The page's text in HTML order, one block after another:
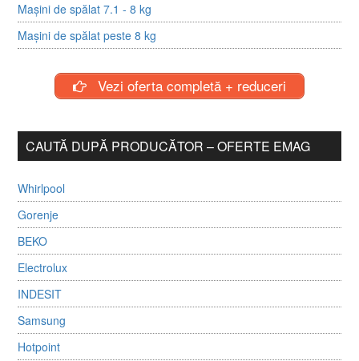
Mașini de spălat 7.1 - 8 kg
Mașini de spălat peste 8 kg
Vezi oferta completă + reduceri
CAUTĂ DUPĂ PRODUCĂTOR – OFERTE EMAG
Whirlpool
Gorenje
BEKO
Electrolux
INDESIT
Samsung
Hotpoint